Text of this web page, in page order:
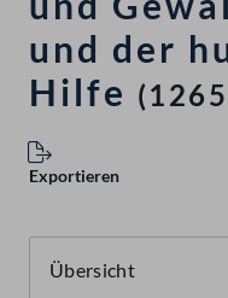
und der
Hilfe
Exportieren